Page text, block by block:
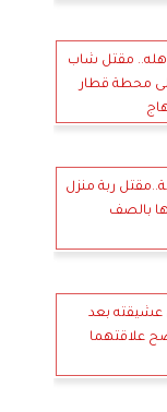
مقتل شاب
محطة قطار
ربة منزل
بالصف
بعد
علاقتهما